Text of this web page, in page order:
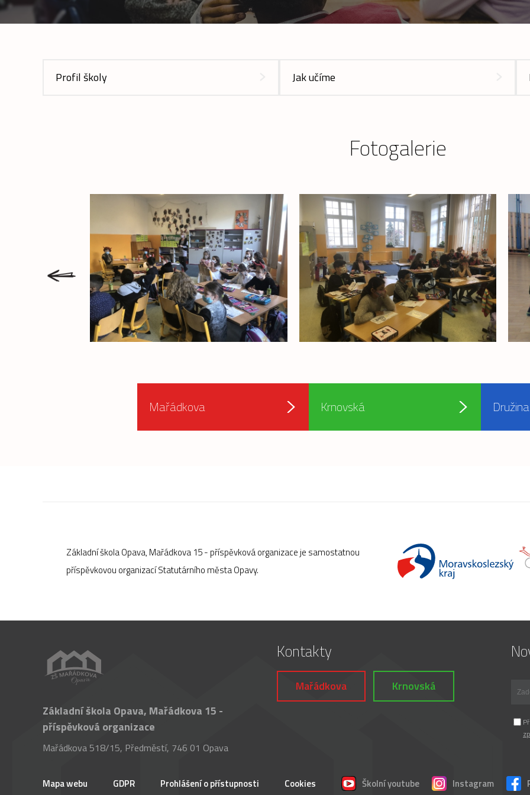
Profil školy Jak učíme
Fotogalerie
Mařádkova Krnovská Družina
Základní škola Opava, Mařádkova 15 - příspěvková organizace je samostatnou
příspěvkovou organizací Statutárního města Opavy.
Základní škola Opava, Mařádkova 15 -
příspěvková organizace
Mařádkova 518/15, Předměstí, 746 01 Opava
Kontakty
Mařádkova Krnovská
Mapa webu GDPR Prohlášení o přístupnosti Cookies Školní youtube Instagram